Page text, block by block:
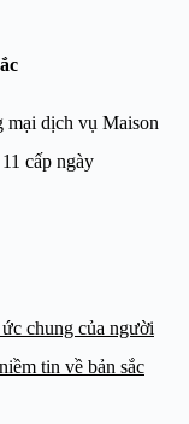
mại dịch vụ Maison
cấp ngày
chung của người
tin về bản sắc